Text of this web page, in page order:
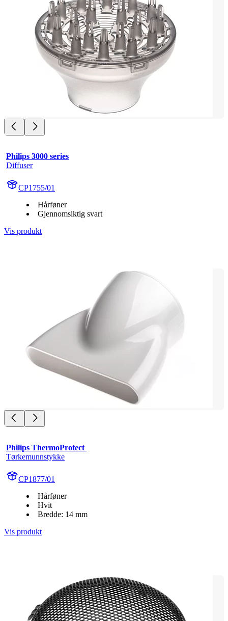
Philips 3000 series
Diffuser
CP1755/01
Hårføner
Gjennomsiktig svart
Vis produkt
Philips ThermoProtect
Tørkemunnstykke
CP1877/01
Hårføner
Hvit
Bredde: 14 mm
Vis produkt